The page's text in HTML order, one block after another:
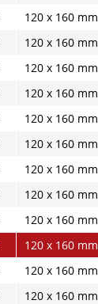
120 x 160 mm
120 x 160 mm
120 x 160 mm
120 x 160 mm
120 x 160 mm
120 x 160 mm
120 x 160 mm
120 x 160 mm
120 x 160 mm
120 x 160 mm
120 x 160 mm
120 x 160 mm